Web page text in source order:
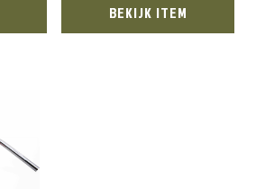
BEKIJK ITEM